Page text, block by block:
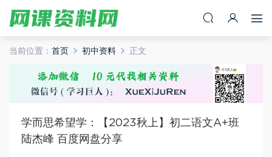
当前位置： 首页 初中资料 正文
学而思希望学：【2023秋上】初二语文A+班
陆杰峰 百度网盘分享